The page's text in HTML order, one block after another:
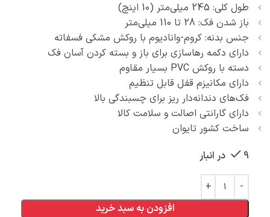
طول کلی: 245 میلی‌متر (10 اینچ)
باز شدن فک: 28 تا 110 میلی‌متر
جنس بدنه: کروم-وانادیوم با روکش مشکی فسفاته
دارای دکمه رهاسازی برای باز و بسته کردن آسان فک
دسته با روکش PVC بسیار مقاوم
دارای مکانیزم قفل قابل تنظیم
فک‌های دندانه‌دار ریز برای چسبندگی بالا
دارای گارانتی اصالت و سلامت کالا
ساخت کشور تایوان
9 در انبار
افزودن به سبد خرید